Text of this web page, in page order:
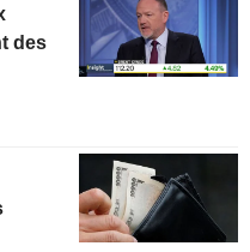
des